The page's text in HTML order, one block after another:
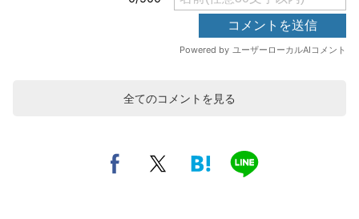
全てのコメントを見る